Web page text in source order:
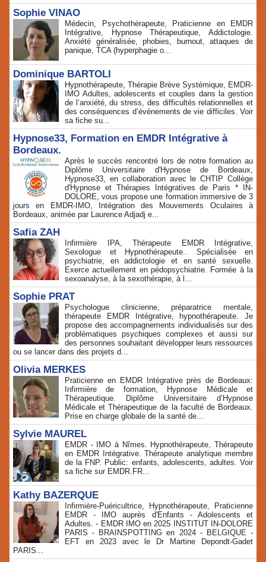
Sophie VINAO
Médecin, Psychothérapeute, Praticienne en EMDR
Intégrative, Hypnose Thérapeutique, Addictologie.
Anxiété généralisée, phobies, burnout, attaques de
panique, TCA (hyperphagie o...
Dominique BARTOLI
Hypnothérapeute, Thérapie Brève Systémique, EMDR-
IMO Adultes, adolescents et couples dans la gestion
de l’anxiété, du stress, des difficultés relationnelles et
des conséquences d’événements de vie difficiles. Voir
sa fiche su...
Hypnose33, Formation en EMDR Intégrative à
Bordeaux.
Après le succès rencontré lors de notre formation au
Diplôme Universitaire d'Hypnose de Bordeaux,
Hypnose33, en collaboration avec le CHTIP Collège
d'Hypnose et Thérapies Intégratives de Paris * IN-
DOLORE, vous propose une formation immersive de 3
jours en EMDR-IMO, Intégration des Mouvements Oculaires à
Bordeaux, animée par Laurence Adjadj e...
Safia ZAH
Infirmière IPA, Thérapeute EMDR Intégrative,
Sexologue et Hypnothérapeute.. Spécialisée en
psychiatrie, en addictologie et en santé sexuelle.
Exerce actuellement en pédopsychiatrie. Formée à la
sexoanalyse, à la sexothérapie, à l...
Sophie PRAT
Psychologue clinicienne, préparatrice mentale,
thérapeute EMDR Intégrative, hypnothérapeute. Je
propose des accompagnements individualisés sur des
problématiques psychiques complexes et aussi sur
des personnes souhaitant développer leurs ressources
ou se lancer dans des projets d...
Olivia MERKES
Praticienne en EMDR Intégrative près de Bordeaux:
Infirmière de formation, Hypnose Médicale et
Thérapeutique. Diplôme Universitaire d’Hypnose
Médicale et Thérapeutique de la faculté de Bordeaux.
Prise en charge globale de la santé de...
Sylvie MAUREL
EMDR - IMO à Nîmes. Hypnothérapeute, Thérapeute
en EMDR Intégrative. Thérapeute analytique membre
de la FNP. Public: enfants, adolescents, adultes. Voir
sa fiche sur EMDR.FR...
Kathy BAZERQUE
Infirmière-Puéricultrice, Hypnothérapeute, Praticienne
EMDR - IMO auprès d'Enfants - Adolescents et
Adultes. - EMDR IMO en 2025 INSTITUT IN-DOLORE
PARIS - BRAINSPOTTING en 2024 - BELGIQUE -
EFT en 2023 avec le Dr Martine Depondt-Gadet
PARIS...